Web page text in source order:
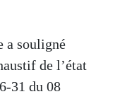
a souligné
de l’état
31 du 08